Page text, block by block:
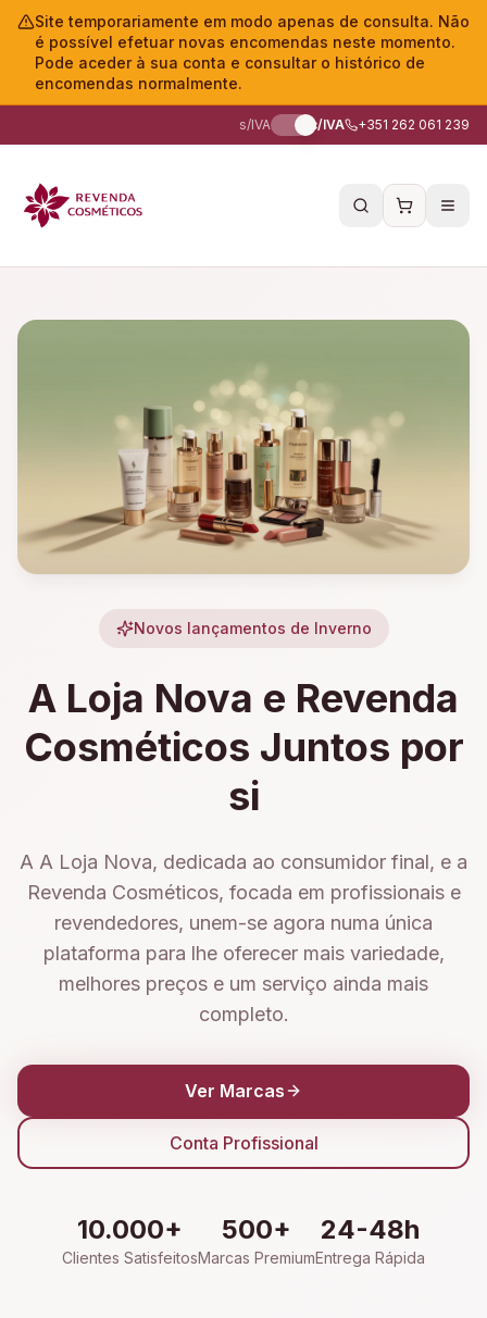
Site temporariamente em modo apenas de consulta. Não
é possível efetuar novas encomendas neste momento.
Pode aceder à sua conta e consultar o histórico de
encomendas normalmente.
s/IVA c/IVA +351 262 061 239
Novos lançamentos de Inverno
A Loja Nova e Revenda
Cosméticos Juntos por
si
A A Loja Nova, dedicada ao consumidor final, e a
Revenda Cosméticos, focada em profissionais e
revendedores, unem-se agora numa única
plataforma para lhe oferecer mais variedade,
melhores preços e um serviço ainda mais
completo.
Ver Marcas
Conta Profissional
10.000+
Clientes Satisfeitos
500+
Marcas Premium
24-48h
Entrega Rápida